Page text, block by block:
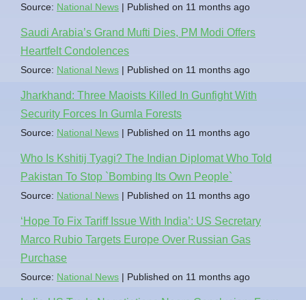
Source: National News Published on 11 months ago
Saudi Arabia’s Grand Mufti Dies, PM Modi Offers
Heartfelt Condolences
Source: National News Published on 11 months ago
Jharkhand: Three Maoists Killed In Gunfight With
Security Forces In Gumla Forests
Source: National News Published on 11 months ago
Who Is Kshitij Tyagi? The Indian Diplomat Who Told
Pakistan To Stop `Bombing Its Own People`
Source: National News Published on 11 months ago
‘Hope To Fix Tariff Issue With India’: US Secretary
Marco Rubio Targets Europe Over Russian Gas
Purchase
Source: National News Published on 11 months ago